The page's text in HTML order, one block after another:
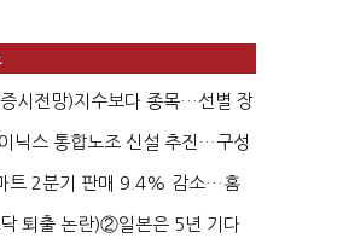
시전망)지수보다 종목…선별 장
진다...
닉스 통합노조 신설 추진…구성
과급 불...
트 2분기 판매 9.4% 감소…홈
사태 여파...
퇴출 논란)②일본은 5년 기다